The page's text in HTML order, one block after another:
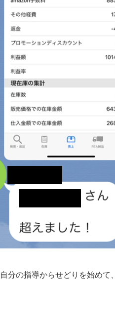
分の指導からせどりを始めて、